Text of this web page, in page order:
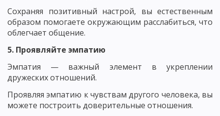
Сохраняя позитивный настрой, вы естественным
образом помогаете окружающим расслабиться, что
облегчает общение.
5. Проявляйте эмпатию
Эмпатия — важный элемент в укреплении
дружеских отношений.
Проявляя эмпатию к чувствам другого человека, вы
можете построить доверительные отношения.